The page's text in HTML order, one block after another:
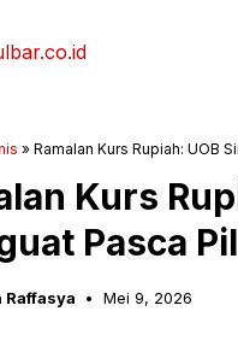
» Ramalan Kurs Rupiah: UOB
Kurs
Pasca
Raffasya Mei 9, 2026